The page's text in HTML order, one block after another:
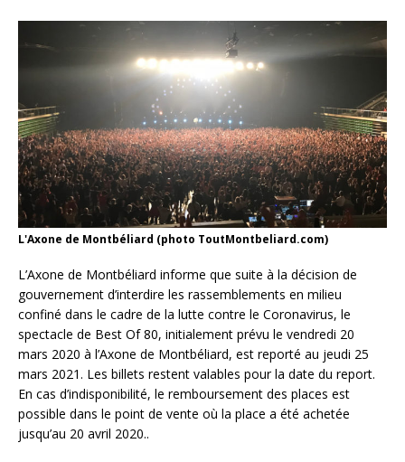
L'Axone de Montbéliard (photo ToutMontbeliard.com)
L’Axone de Montbéliard informe que suite à la décision de
gouvernement d’interdire les rassemblements en milieu
confiné dans le cadre de la lutte contre le Coronavirus, le
spectacle de Best Of 80, initialement prévu le vendredi 20
mars 2020 à l’Axone de Montbéliard, est reporté au jeudi 25
mars 2021. Les billets restent valables pour la date du report.
En cas d’indisponibilité, le remboursement des places est
possible dans le point de vente où la place a été achetée
jusqu’au 20 avril 2020..